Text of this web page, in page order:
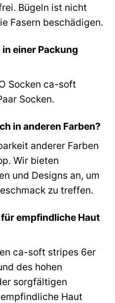
Bügeln ist nicht
Fasern beschädigen.
einer Packung
Socken ca-soft
Socken.
in anderen Farben?
anderer Farben
Wir bieten
und Designs an, um
zu treffen.
empfindliche Haut
ca-soft stripes 6er
des hohen
sorgfältigen
Haut